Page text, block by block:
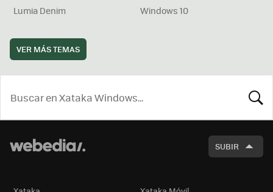
Lumia Denim
Windows 10
VER MÁS TEMAS
SUBIR